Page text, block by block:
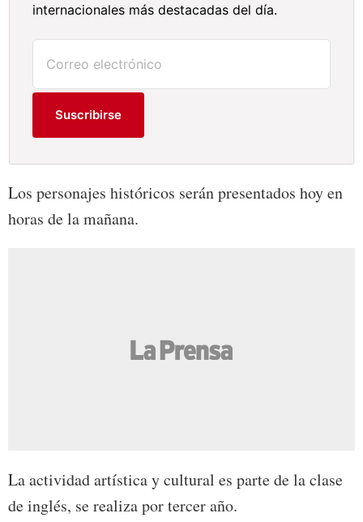
internacionales más destacadas del día.
Suscribirse
Los personajes históricos serán presentados hoy en
horas de la mañana.
La actividad artística y cultural es parte de la clase
de inglés, se realiza por tercer año.